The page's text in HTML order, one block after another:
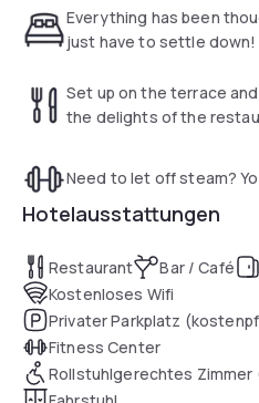
und
eigene Bad ist mit einer
Sie können ihren Tag mit
Das Restaurant serviert lokale
Cocktails genossen werden.
WiFi wird kostenlos zur
Prague verfügt über eine gute
öffentlichen Verkehrsmittel,
innerhalb weniger Minuten zu
Everything has been
just have to settle down!
Set up on the terrace
the delights of the
Need to let off steam?
Hotelausstattungen
Restaurant Bar / Café
Kostenloses Wifi
Privater Parkplatz
Fitness Center
Rollstuhlgerechtes Zimmer